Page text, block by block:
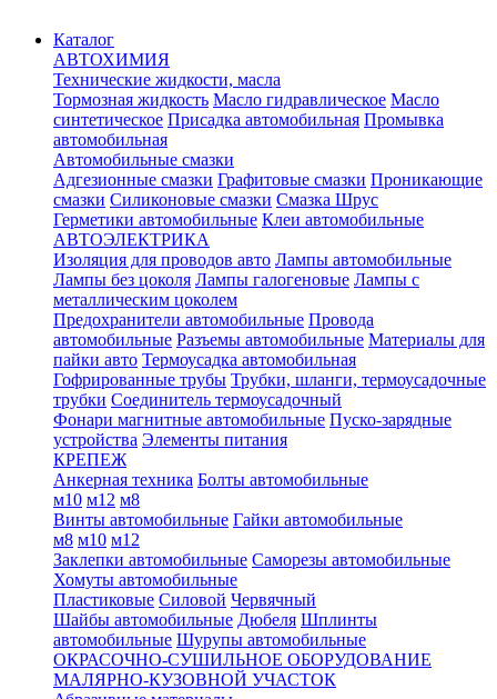
Каталог
АВТОХИМИЯ
Технические жидкости, масла
Тормозная жидкость Масло гидравлическое Масло
синтетическое Присадка автомобильная Промывка
автомобильная
Автомобильные смазки
Адгезионные смазки Графитовые смазки Проникающие
смазки Силиконовые смазки Смазка Шрус
Герметики автомобильные Клеи автомобильные
АВТОЭЛЕКТРИКА
Изоляция для проводов авто Лампы автомобильные
Лампы без цоколя Лампы галогеновые Лампы с
металлическим цоколем
Предохранители автомобильные Провода
автомобильные Разъемы автомобильные Материалы для
пайки авто Термоусадка автомобильная
Гофрированные трубы Трубки, шланги, термоусадочные
трубки Соединитель термоусадочный
Фонари магнитные автомобильные Пуско-зарядные
устройства Элементы питания
КРЕПЕЖ
Анкерная техника Болты автомобильные
м10 м12 м8
Винты автомобильные Гайки автомобильные
м8 м10 м12
Заклепки автомобильные Саморезы автомобильные
Хомуты автомобильные
Пластиковые Силовой Червячный
Шайбы автомобильные Дюбеля Шплинты
автомобильные Шурупы автомобильные
ОКРАСОЧНО-СУШИЛЬНОЕ ОБОРУДОВАНИЕ
МАЛЯРНО-КУЗОВНОЙ УЧАСТОК